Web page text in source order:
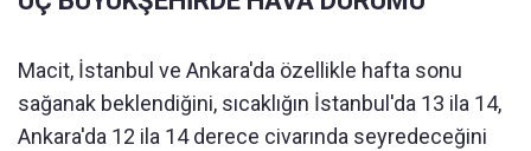
Macit, İstanbul ve Ankara'da özellikle hafta sonu
sağanak beklendiğini, sıcaklığın İstanbul'da 13 ila 14,
Ankara'da 12 ila 14 derece civarında seyredeceğini